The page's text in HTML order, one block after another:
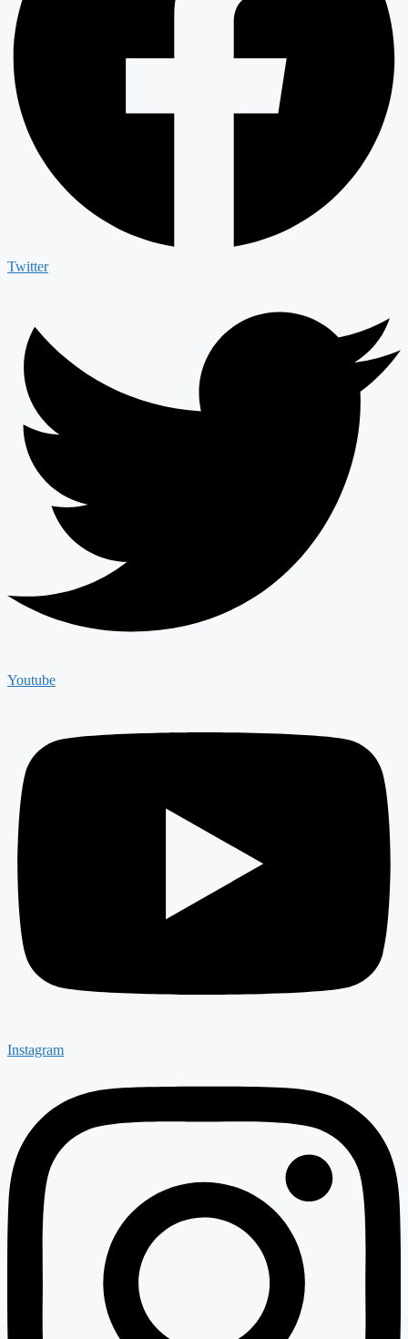
Twitter
Youtube
Instagram